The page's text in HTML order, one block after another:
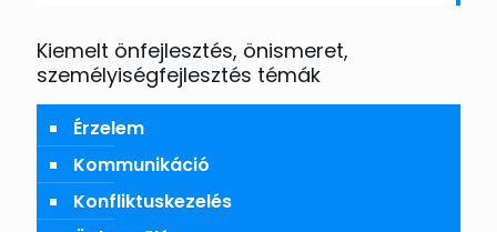
Kiemelt önfejlesztés, önismeret,
személyiségfejlesztés témák
Érzelem
Kommunikáció
Konfliktuskezelés